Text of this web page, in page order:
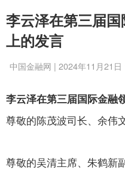
李云泽在第三届
上的发言
中国金融网 | 2024年11月21日
李云泽在第三届国际金融
尊敬的陈茂波司长、余伟
尊敬的吴清主席、朱鹤新